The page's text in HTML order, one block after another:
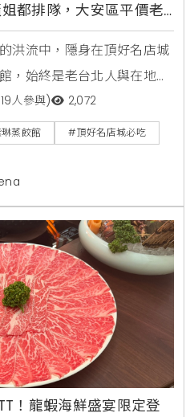
都排隊，大安區平價老
洪流中，隱身在頂好名店城
，始終是老台北人與在地櫃
去啦！創辦人梁翔
字號名店，靠的不只是地緣
捏、現點現蒸的堅持，這種
食客對品牌的深厚信任與味
人參與) 2,072
蒸餃館
#頂好名店城必吃
！龍蝦海鮮盛宴限定登